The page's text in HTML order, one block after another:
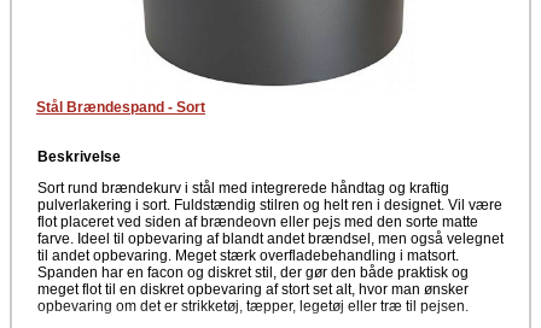
Stål Brændespand - Sort
Beskrivelse
Sort rund brændekurv i stål med integrerede håndtag og kraftig
pulverlakering i sort. Fuldstændig stilren og helt ren i designet. Vil være
flot placeret ved siden af brændeovn eller pejs med den sorte matte
farve. Ideel til opbevaring af blandt andet brændsel, men også velegnet
til andet opbevaring. Meget stærk overfladebehandling i matsort.
Spanden har en facon og diskret stil, der gør den både praktisk og
meget flot til en diskret opbevaring af stort set alt, hvor man ønsker
opbevaring om det er strikketøj, tæpper, legetøj eller træ til pejsen.